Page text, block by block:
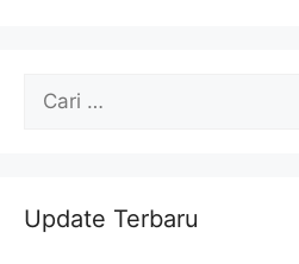
Cari
Update Terbaru